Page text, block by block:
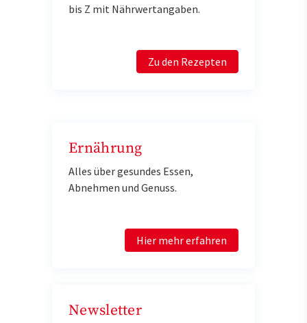
bis Z mit Nährwertangaben.
Zu den Rezepten
Ernährung
Alles über gesundes Essen,
Abnehmen und Genuss.
Hier mehr erfahren
Newsletter